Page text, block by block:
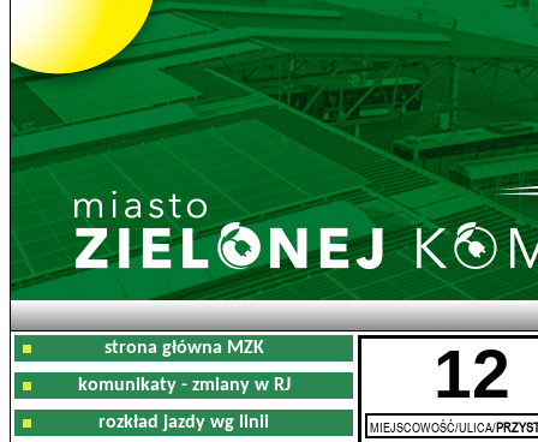
strona główna MZK
komunikaty - zmiany w RJ
rozkład jazdy wg linii
12
MIEJSCOWOŚĆ/ULICA/